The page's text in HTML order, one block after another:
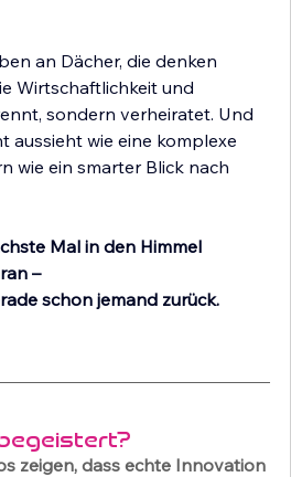
an Dächer, die denken
Wirtschaftlichkeit und
sondern verheiratet. Und
aussieht wie eine komplexe
wie ein smarter Blick nach
Mal in den Himmel
–
schon jemand zurück.
zeigen, dass echte Innovation